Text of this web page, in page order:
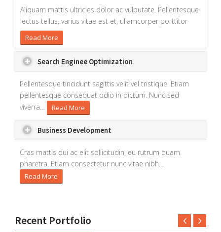
Aliquam mattis ultricies dolor ac vulputate. Pellentesque
lectus tellus, varius vitae est et, ullamcorper porttitor
Read More
Search Enginee Optimization
Pellentesque tincidunt sagittis velit vel tristique. Etiam
pellentesque consequat odio in dictum. Nunc sed
viverra… Read More
Business Development
Cras mattis dui ac elit sollicitudin, eu rutrum quam
pharetra. Etiam consectetur nunc vitae nibh…
Read More
Recent Portfolio